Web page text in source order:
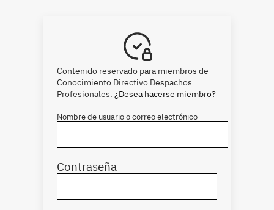
Contenido reservado para miembros de
Conocimiento Directivo Despachos
Profesionales. ¿Desea hacerse miembro?
Nombre de usuario o correo electrónico
Contraseña